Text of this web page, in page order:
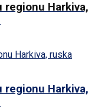
regionu Harkiva,
regionu Harkiva,